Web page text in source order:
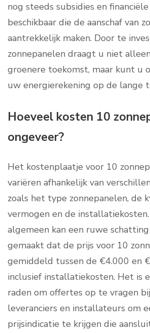
nog steeds subsidies en
beschikbaar die de aanschaf van
aantrekkelijk maken. Door te
zonnepanelen draagt u niet
groenere toekomst, maar kunt u
uw energierekening op de lange
Hoeveel kosten 10
ongeveer?
Het kostenplaatje voor 10
variëren afhankelijk van
zoals het type zonnepanelen, de
vermogen en de
algemeen kan een ruwe
gemaakt dat de prijs voor 10
gemiddeld tussen de €4.000 en
inclusief installatiekosten. Het is
raden om offertes op te vragen
leveranciers en installateurs om
prijsindicatie te krijgen die